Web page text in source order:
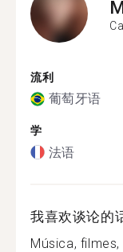
流利
葡萄牙语
学
法语
我喜欢谈论的
Música, filmes,